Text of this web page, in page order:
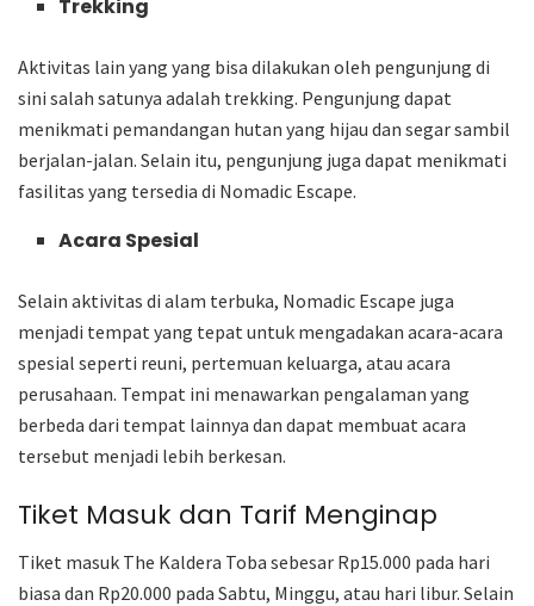
Trekking
Aktivitas lain yang yang bisa dilakukan oleh pengunjung di
sini salah satunya adalah trekking. Pengunjung dapat
menikmati pemandangan hutan yang hijau dan segar sambil
berjalan-jalan. Selain itu, pengunjung juga dapat menikmati
fasilitas yang tersedia di Nomadic Escape.
Acara Spesial
Selain aktivitas di alam terbuka, Nomadic Escape juga
menjadi tempat yang tepat untuk mengadakan acara-acara
spesial seperti reuni, pertemuan keluarga, atau acara
perusahaan. Tempat ini menawarkan pengalaman yang
berbeda dari tempat lainnya dan dapat membuat acara
tersebut menjadi lebih berkesan.
Tiket Masuk dan Tarif Menginap
Tiket masuk The Kaldera Toba sebesar Rp15.000 pada hari
biasa dan Rp20.000 pada Sabtu, Minggu, atau hari libur. Selain